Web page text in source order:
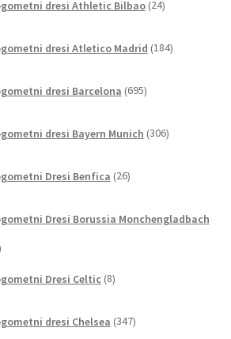
dresi Athletic Bilbao 24izdelkov
dresi Atletico Madrid 184izdelkov
dresi Barcelona 695izdelkov
dresi Bayern Munich 306izdelkov
Dresi Benfica 26izdelkov
Dresi Borussia Monchengladbach
Dresi Celtic 8izdelkov
dresi Chelsea 347izdelkov